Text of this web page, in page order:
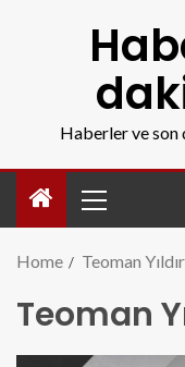
Haberler ve son
Home Teoman
Teoman